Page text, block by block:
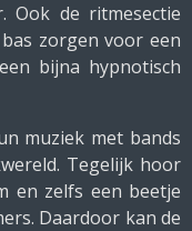
Ook de ritmesectie
zorgen voor een
bijna hypnotisch
muziek met bands
Tegelijk hoor
en zelfs een beetje
Daardoor kan de